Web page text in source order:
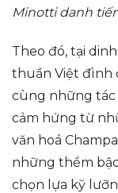
Minotti danh
Theo đó, tại
thuần Việt đình
cùng những tác
cảm hứng từ
văn hoá
những thềm
chọn lựa kỹ